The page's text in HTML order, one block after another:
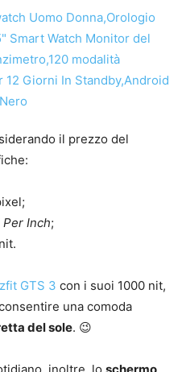
il prezzo del
Inch;
GTS 3 con i suoi 1000 nit,
una comoda
del sole. 😉